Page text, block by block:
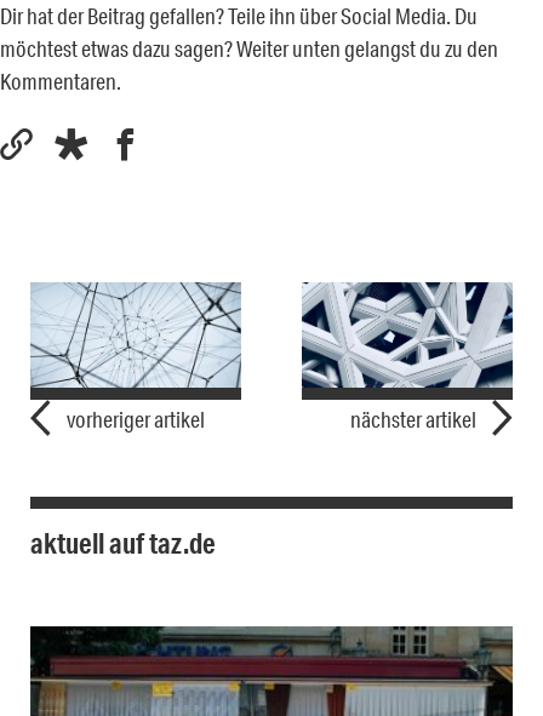
Dir hat der Beitrag gefallen? Teile ihn über Social Media. Du
möchtest etwas dazu sagen? Weiter unten gelangst du zu den
Kommentaren.
vorheriger artikel nächster artikel
aktuell auf taz.de